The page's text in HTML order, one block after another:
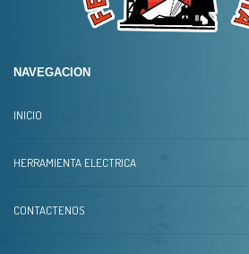
NAVEGACION
INICIO
HERRAMIENTA ELECTRICA
CONTACTENOS